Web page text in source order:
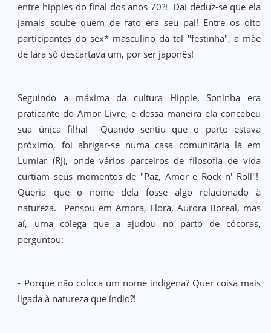
entre hippies do final dos anos 70?! Daí deduz-se que ela
jamais soube quem de fato era seu pai! Entre os oito
participantes do sex* masculino da tal "festinha", a mãe
de Iara só descartava um, por ser japonês!
Seguindo a máxima da cultura Hippie, Soninha era
praticante do Amor Livre, e dessa maneira ela concebeu
sua única filha! Quando sentiu que o parto estava
próximo, foi abrigar-se numa casa comunitária lá em
Lumiar (RJ), onde vários parceiros de filosofia de vida
curtiam seus momentos de "Paz, Amor e Rock n' Roll"!
Queria que o nome dela fosse algo relacionado à
natureza. Pensou em Amora, Flora, Aurora Boreal, mas
aí, uma colega que a ajudou no parto de cócoras,
perguntou:
- Porque não coloca um nome indígena? Quer coisa mais
ligada à natureza que índio?!